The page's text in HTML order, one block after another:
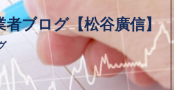
者ブログ【松谷廣信】